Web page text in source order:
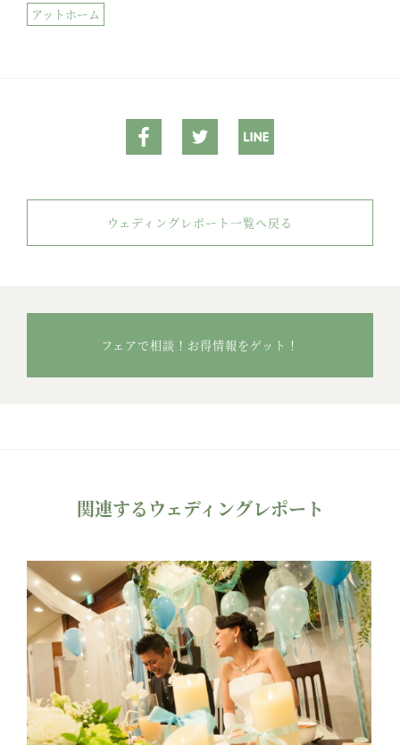
アットホーム
ウェディングレポート一覧へ戻る
フェアで相談！お得情報をゲット！
関連するウェディングレポート